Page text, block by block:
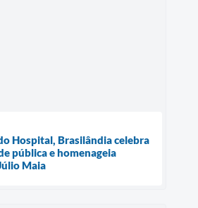
Hospital, Brasilândia celebra
pública e homenageia
Maia